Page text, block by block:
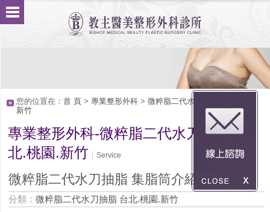
您的位置在： 首 頁> 專業整形外科> 微粹脂二代水刀抽脂 台北.桃園.
新竹
專業整形外科-微粹脂二代水刀抽脂 台
北.桃園.新竹
Service
微粹脂二代水刀抽脂 集脂筒介紹
分類： 微粹脂二代水刀抽脂 台北.桃園.新竹